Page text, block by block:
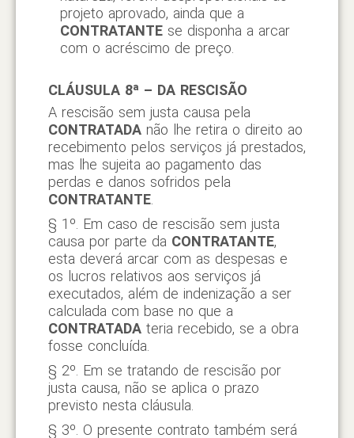
projeto aprovado, ainda que a
CONTRATANTEse disponha a arcar
com o acréscimo de preço.
CLÁUSULA 8ª – DA RESCISÃO
A rescisão sem justa causa pela
CONTRATADAnão lhe retira o direito ao
recebimento pelos serviços já prestados,
mas lhe sujeita ao pagamento das
perdas e danos sofridos pela
CONTRATANTE.
§ 1º. Em caso de rescisão sem justa
causa por parte da CONTRATANTE,
esta deverá arcar com as despesas e
os lucros relativos aos serviços já
executados, além de indenização a ser
calculada com base no que a
CONTRATADAteria recebido, se a obra
fosse concluída.
§ 2º. Em se tratando de rescisão por
justa causa, não se aplica o prazo
previsto nesta cláusula.
§ 3º. O presente contrato também será